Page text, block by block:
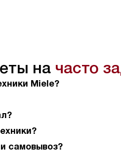
на часто
Miele?
самовывоз?